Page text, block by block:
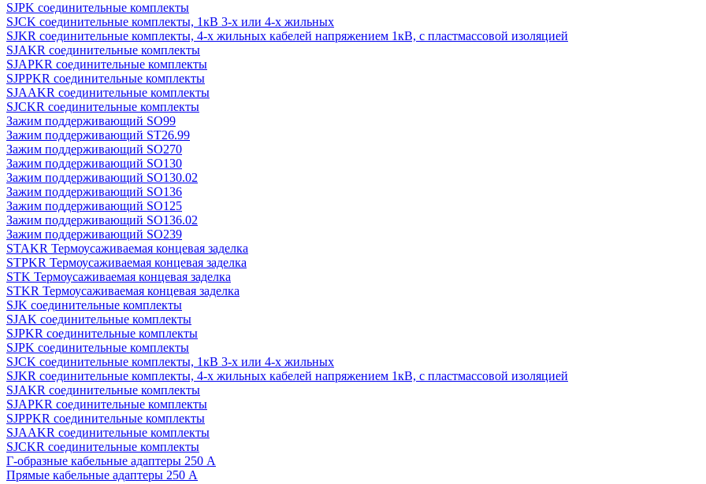
SJPK соединительные комплекты
SJCK соединительные комплекты, 1кВ 3-х или 4-х жильных
SJKR соединительные комплекты, 4-х жильных кабелей напряжением 1кВ, с пластмассовой изоляцией
SJAKR соединительные комплекты
SJAPKR соединительные комплекты
SJPPKR соединительные комплекты
SJAAKR соединительные комплекты
SJCKR соединительные комплекты
Зажим поддерживающий SO99
Зажим поддерживающий ST26.99
Зажим поддерживающий SO270
Зажим поддерживающий SO130
Зажим поддерживающий SO130.02
Зажим поддерживающий SO136
Зажим поддерживающий SO125
Зажим поддерживающий SO136.02
Зажим поддерживающий SO239
STAKR Термоусаживаемая концевая заделка
STPKR Термоусаживаемая концевая заделка
STK Термоусаживаемая концевая заделка
STKR Термоусаживаемая концевая заделка
SJK соединительные комплекты
SJAK соединительные комплекты
SJPKR соединительные комплекты
SJPK соединительные комплекты
SJCK соединительные комплекты, 1кВ 3-х или 4-х жильных
SJKR соединительные комплекты, 4-х жильных кабелей напряжением 1кВ, с пластмассовой изоляцией
SJAKR соединительные комплекты
SJAPKR соединительные комплекты
SJPPKR соединительные комплекты
SJAAKR соединительные комплекты
SJCKR соединительные комплекты
Г-образные кабельные адаптеры 250 А
Прямые кабельные адаптеры 250 А